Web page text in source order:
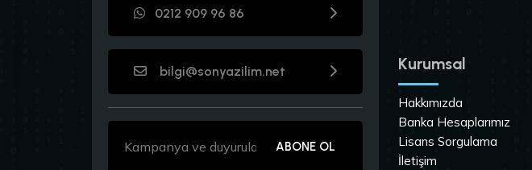
0212 909 96 86
bilgi@sonyazilim.net
ABONE OL
Kurumsal
Hakkımızda
Banka Hesaplarımız
Lisans Sorgulama
İletişim